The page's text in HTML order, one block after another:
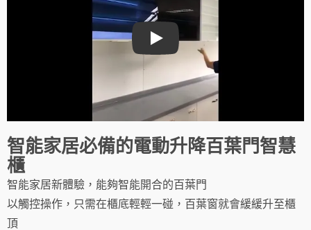
智能家居必備的電動升降百葉門智慧
櫃
智能家居新體驗，能夠智能開合的百葉門
以觸控操作，只需在櫃底輕輕一碰，百葉窗就會緩緩升至櫃
頂